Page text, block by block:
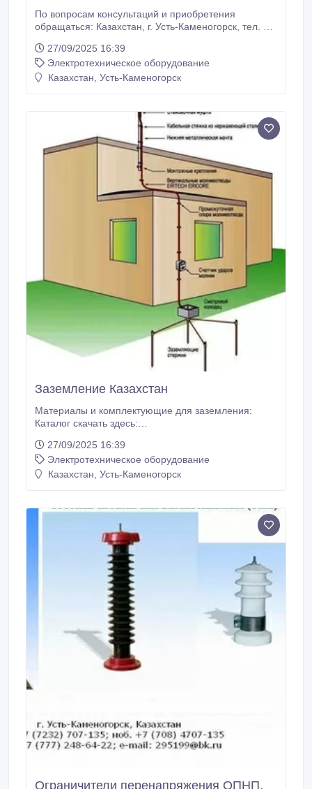
По вопросам консультаций и приобретения
обращаться: Казахстан, г. Усть-Каменогорск, тел. +7
zavarzin60@bk.ru Приборы контроля сопротивления
изоляции серии HIS (непрерывный автоматический
мониторинг), модули дистанционной сигнализации
изолированной нейтралью (IT- сетях) в
соответствии с требованиями МЭК 60364-7-710 и
МЭК 61557-8.
27/09/2025 16:39
Электротехническое оборудование
Казахстан, Усть-Каменогорск
Заземление Казахстан
Материалы и комплектующие для заземления:
Каталог скачать здесь:
заземляющее комплектное. УЗК на базе модульных
глубинных электродов. УЗК на базе
электролитических электродов. Проводники
КМ-ХР Стержни стальные с горячеоцинкованным
покрытием серии СЦП-ХР.
27/09/2025 16:39
Электротехническое оборудование
Казахстан, Усть-Каменогорск
Ограничители перенапряжения ОПНП,